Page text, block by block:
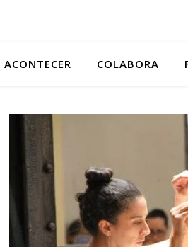
ACONTECER COLABORA